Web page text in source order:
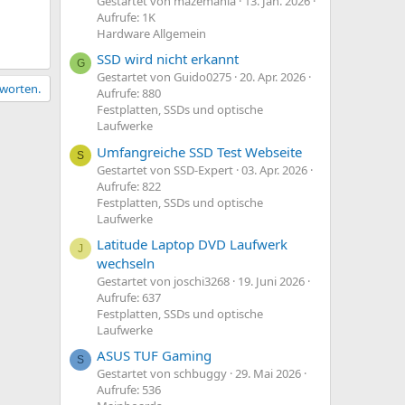
Aufrufe: 1K
Hardware Allgemein
G SSD wird nicht erkannt
Gestartet von Guido0275 20. Apr. 2026
Aufrufe: 880
Festplatten, SSDs und optische
Laufwerke
S Umfangreiche SSD Test Webseite
Gestartet von SSD-Expert 03. Apr. 2026
Aufrufe: 822
Festplatten, SSDs und optische
Laufwerke
J
Latitude Laptop DVD Laufwerk
wechseln
Gestartet von joschi3268 19. Juni 2026
Aufrufe: 637
Festplatten, SSDs und optische
Laufwerke
S ASUS TUF Gaming
Gestartet von schbuggy 29. Mai 2026
Aufrufe: 536